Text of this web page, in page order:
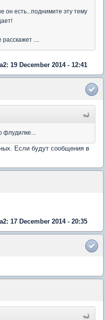
он есть...поднимите эту тему
расскажет ....
19 December 2014 - 12:41
флудилке...
Если будут сообщения в
17 December 2014 - 20:35